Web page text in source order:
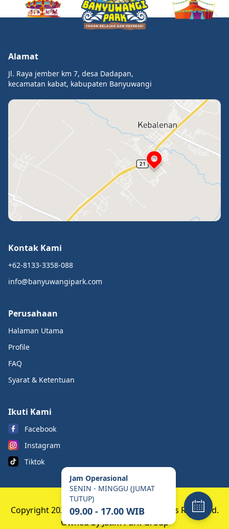
Alamat
Jl. Raya jember km 7, desa Dadapan,
kecamatan kabat, kabupaten Banyuwangi
Kontak Kami
+62-8133-3358-088
info@banyuwangipark.com
Perusahaan
Halaman Utama
Profile
FAQ
Syarat & Ketentuan
Ikuti Kami
Facebook
Instagram
Tiktok
Copyright 2023 Banyuwangi Park. All Rights Reserved.
Owned by Jatim Park Group
Jam Operasional
SENIN - MINGGU (JUMAT
TUTUP)
09.00 - 17.00 WIB